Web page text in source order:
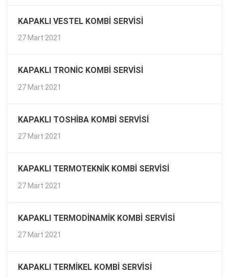
KAPAKLI VESTEL KOMBI SERVISI
27 Mart 2021
KAPAKLI TRONIC KOMBI SERVISI
27 Mart 2021
KAPAKLI TOSHIBA KOMBI SERVISI
27 Mart 2021
KAPAKLI TERMOTEKNIK KOMBI SERVISI
27 Mart 2021
KAPAKLI TERMODINAMIK KOMBI SERVISI
27 Mart 2021
KAPAKLI TERMIKEL KOMBI SERVISI